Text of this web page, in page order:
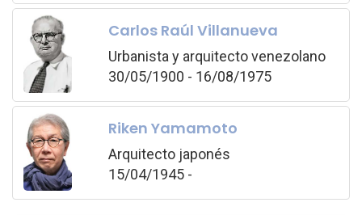
Carlos Raúl Villanueva
Urbanista y arquitecto venezolano
30/05/1900 - 16/08/1975
Riken Yamamoto
Arquitecto japonés
15/04/1945 -